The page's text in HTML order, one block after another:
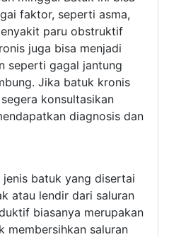
faktor, seperti asma,
paru obstruktif
juga bisa menjadi
seperti gagal jantung
Jika batuk kronis
konsultasikan
diagnosis dan
batuk yang disertai
atau lendir dari saluran
biasanya merupakan
membersihkan saluran